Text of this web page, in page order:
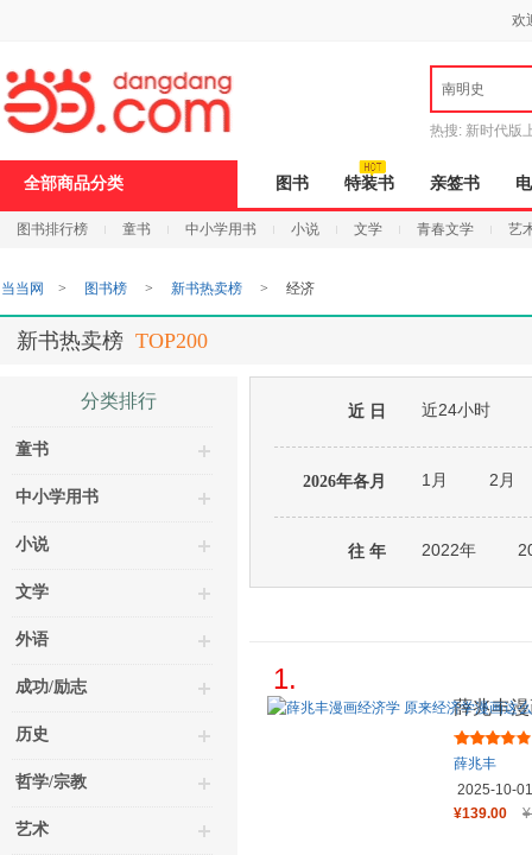
打
开
无
障
页
加
欢
南明史
热搜: 新时代版
全部商品分类 图书 特装书 亲签书
图书排行榜 童书 中小学用书 小说 文学 青春文学 艺
当当网 > 图书榜 > 新书热卖榜 > 经济
新书热卖榜 TOP200
分类排行
童书
中小学用书
小说
文学
外语
成功/励志
历史
哲学/宗教
艺术
近 日 近24小时
2026年各月 1月 2月
往 年 2022年
1.
薛兆丰
趣 每一
薛兆丰
2025-10-01
¥139.00